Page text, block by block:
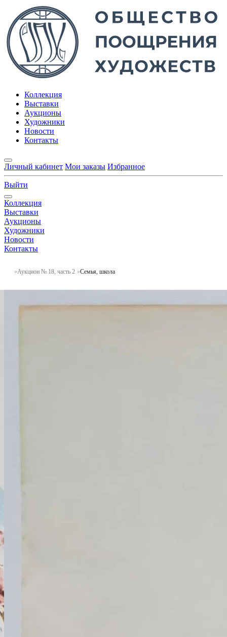
Коллекция
Выставки
Аукционы
Художники
Новости
Контакты
Личный кабинет Мои заказы Избранное
Выйти
Коллекция
Выставки
Аукционы
Художники
Новости
Контакты
Аукцион № 18, часть 2 Семья, школа